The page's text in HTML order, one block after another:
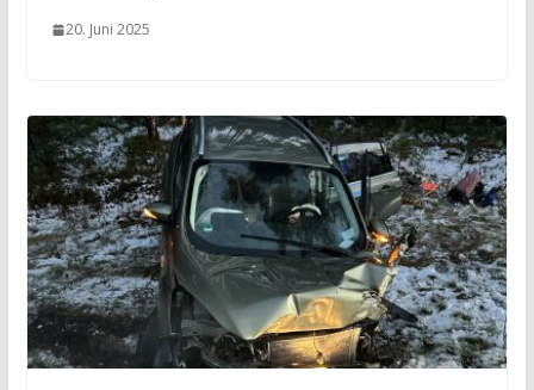
20. Juni 2025